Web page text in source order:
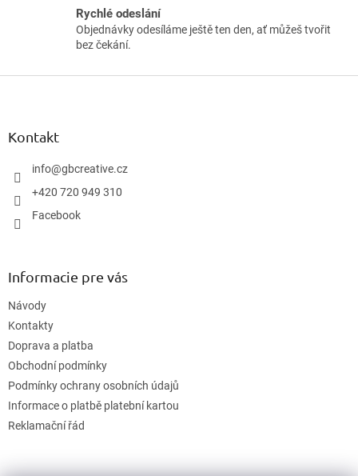
Rychlé odeslání
Objednávky odesíláme ještě ten den, ať můžeš tvořit
bez čekání.
Kontakt
info@gbcreative.cz
+420 720 949 310
Facebook
Informacie pre vás
Návody
Kontakty
Doprava a platba
Obchodní podmínky
Podmínky ochrany osobních údajů
Informace o platbě platební kartou
Reklamační řád